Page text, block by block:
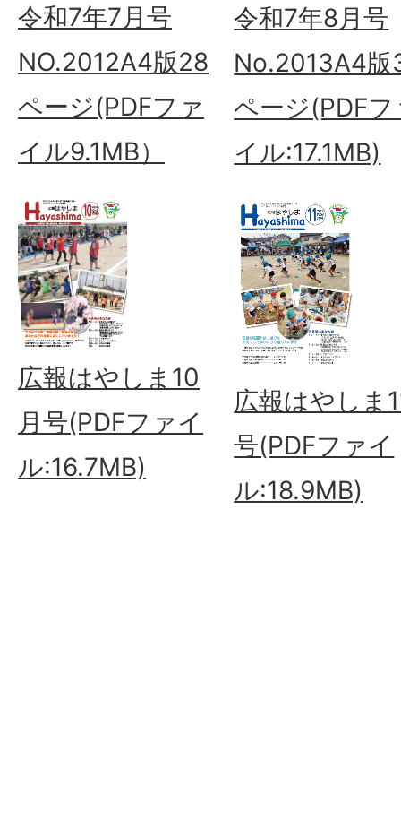
令和7年7月号
NO.2012A4版28
ページ(PDFファ
イル9.1MB）
令和7年8月号
No.2013A4版
ページ(PDFフ
イル:17.1MB)
広報はやしま10
月号(PDFファイ
ル:16.7MB)
広報はやしま
号(PDFファイ
ル:18.9MB)